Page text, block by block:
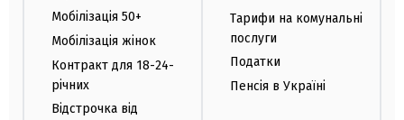
Мобілізація 50+
Мобілізація жінок
Контракт для 18-24-
річних
Відстрочка від
Тарифи на комунальні
послуги
Податки
Пенсія в Україні